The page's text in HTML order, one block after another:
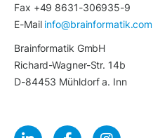
Fax +49 8631-306935-9
E-Mail info@brainformatik.com
Brainformatik GmbH
Richard-Wagner-Str. 14b
D-84453 Mühldorf a. Inn